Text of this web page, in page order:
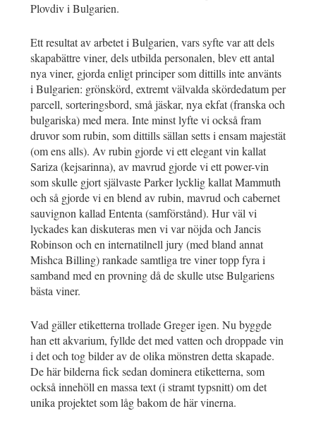
Plovdiv i Bulgarien.
Ett resultat av arbetet i Bulgarien, vars syfte var att dels
skapabättre viner, dels utbilda personalen, blev ett antal
nya viner, gjorda enligt principer som dittills inte använts
i Bulgarien: grönskörd, extremt välvalda skördedatum per
parcell, sorteringsbord, små jäskar, nya ekfat (franska och
bulgariska) med mera. Inte minst lyfte vi också fram
druvor som rubin, som dittills sällan setts i ensam majestät
(om ens alls). Av rubin gjorde vi ett elegant vin kallat
Sariza (kejsarinna), av mavrud gjorde vi ett power-vin
som skulle gjort självaste Parker lycklig kallat Mammuth
och så gjorde vi en blend av rubin, mavrud och cabernet
sauvignon kallad Ententa (samförstånd). Hur väl vi
lyckades kan diskuteras men vi var nöjda och Jancis
Robinson och en internatilnell jury (med bland annat
Mishca Billing) rankade samtliga tre viner topp fyra i
samband med en provning då de skulle utse Bulgariens
bästa viner.
Vad gäller etiketterna trollade Greger igen. Nu byggde
han ett akvarium, fyllde det med vatten och droppade vin
i det och tog bilder av de olika mönstren detta skapade.
De här bilderna fick sedan dominera etiketterna, som
också innehöll en massa text (i stramt typsnitt) om det
unika projektet som låg bakom de här vinerna.